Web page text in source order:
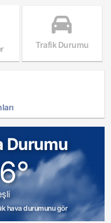
Trafik Durumu
Durumu
hava durumunu gör